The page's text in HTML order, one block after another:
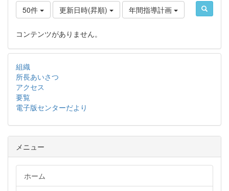
50件 更新日時(昇順) 年間指導計画
コンテンツがありません。
組織
所長あいさつ
アクセス
要覧
電子版センターだより
メニュー
ホーム